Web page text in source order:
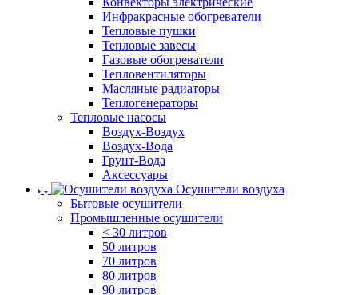
Инфракрасные обогреватели
Тепловые пушки
Тепловые завесы
Газовые обогреватели
Тепловентиляторы
Масляные радиаторы
Теплогенераторы
Тепловые насосы
Воздух-Воздух
Воздух-Вода
Грунт-Вода
Аксессуары
Осушители воздуха
Бытовые осушители
Промышленные осушители
< 30 литров
50 литров
70 литров
80 литров
90 литров